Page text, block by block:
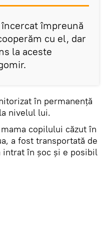
împreună
cu el, dar
la aceste
în permanenţă
nivelul lui.
copilului căzut în
a fost transportată de
intrat în şoc şi e posibil